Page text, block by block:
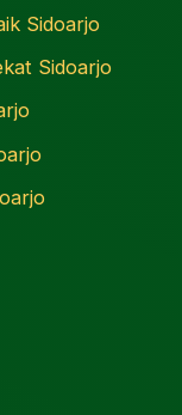
Sidoarjo
Sidoarjo